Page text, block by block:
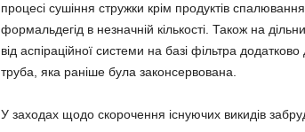
процесі сушіння стружки крім продуктів
формальдегід в незначній кількості. Також на
від аспіраційної системи на базі фільтра
труба, яка раніше була законсервована.
У заходах щодо скорочення існуючих викидів